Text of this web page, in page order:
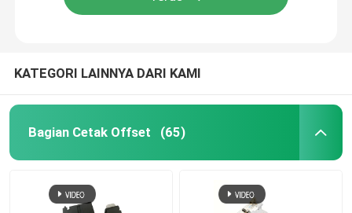
KATEGORI LAINNYA DARI KAMI
Bagian Cetak Offset (65)